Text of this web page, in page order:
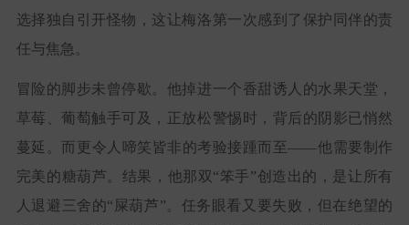
选择独自引开怪物，这让梅洛第一次感到了保护同伴的责
任与焦急。
冒险的脚步未曾停歇。他掉进一个香甜诱人的水果天堂，
草莓、葡萄触手可及，正放松警惕时，背后的阴影已悄然
蔓延。而更令人啼笑皆非的考验接踵而至——他需要制作
完美的糖葫芦。结果，他那双“笨手”创造出的，是让所有
人退避三舍的“屎葫芦”。任务眼看又要失败，但在绝望的